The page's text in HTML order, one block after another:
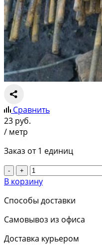
Сравнить
23 руб.
/ метр
Заказ от 1 единиц
- +
В корзину
Способы доставки
Самовывоз из офиса
Доставка курьером